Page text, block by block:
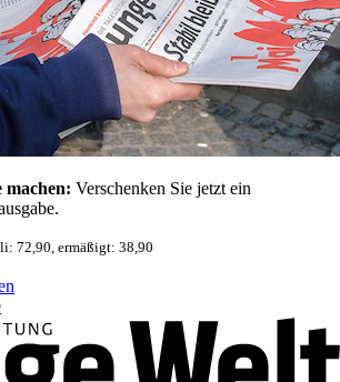
machen: Verschenken Sie jetzt ein
72,90, ermäßigt: 38,90